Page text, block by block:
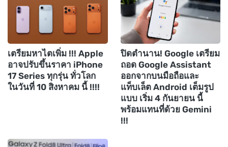
เตรียมหาไตเพิ่ม !!! Apple
อาจปรับขึ้นราคา iPhone
17 Series ทุกรุ่น ทั่วโลก
ในวันที่ 10 สิงหาคม นี้ !!!!
ปิดตำนาน! Google เตรียม
ถอด Google Assistant
ออกจากบนมือถือและ
แท็บเล็ต Android เต็มรูป
แบบ เริ่ม 4 กันยายน นี้
พร้อมแทนที่ด้วย Gemini
!!!